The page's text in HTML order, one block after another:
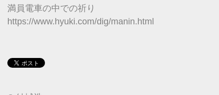
満員電車の中での祈り
https://www.hyuki.com/dig/manin.html